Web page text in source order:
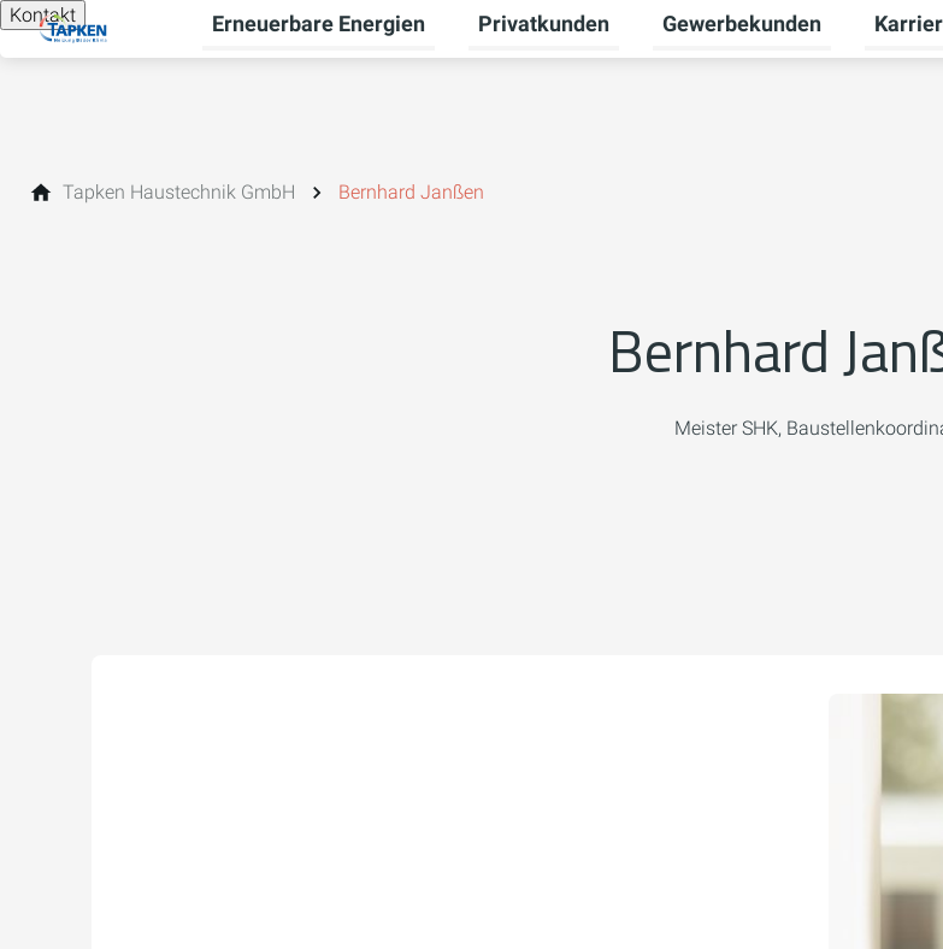
Kontakt Erneuerbare Energien
Untermenü für Erneuerbare Energien umschalten
Privatkunden
Untermenü für Privatkunden
Gewerbekunden
Tapken Haustechnik GmbH Bernhard Janßen
Bernhard
Meister SHK,